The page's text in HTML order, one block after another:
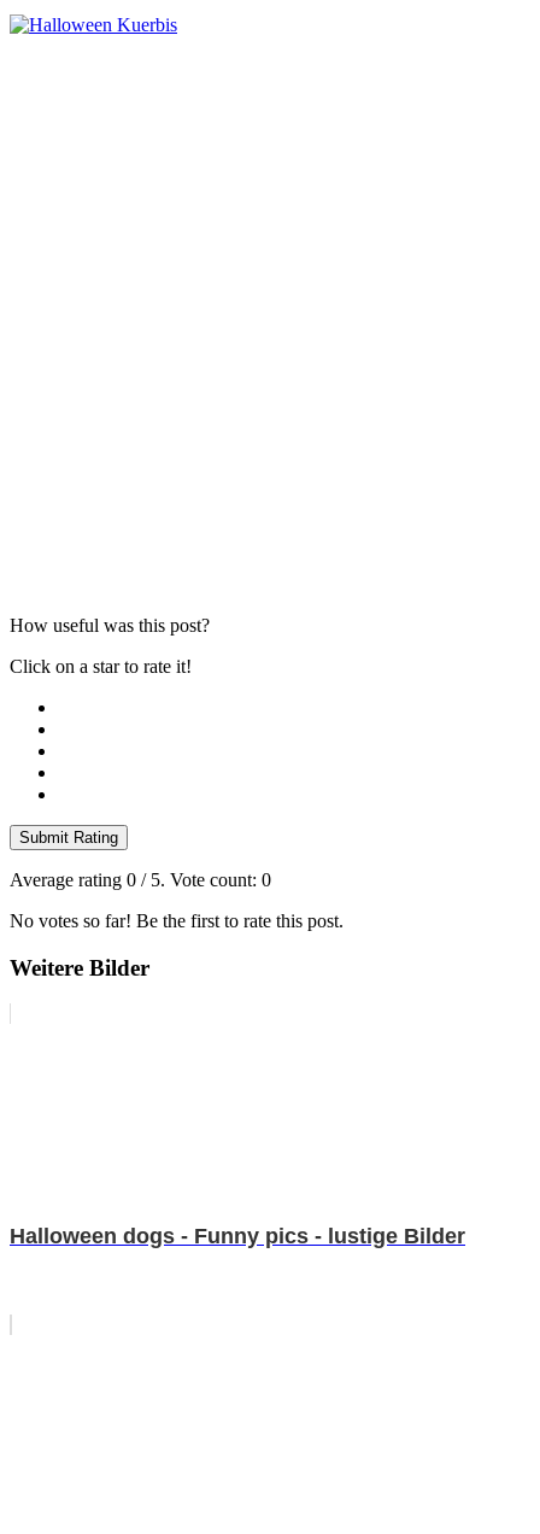
How useful was this post?
Click on a star to rate it!
Submit Rating
Average rating 0 / 5. Vote count: 0
No votes so far! Be the first to rate this post.
Weitere Bilder
Halloween dogs - Funny pics - lustige Bilder